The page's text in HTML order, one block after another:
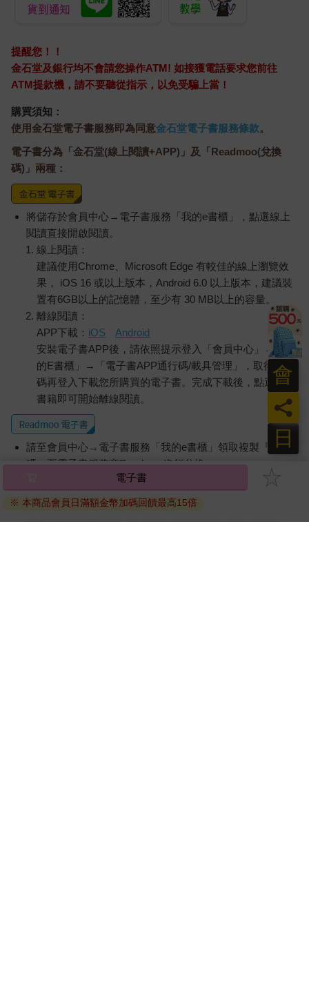
提醒您！！
金石堂及銀行均不會請您操作ATM! 如接獲電話要求您前往
ATM提款機，請不要聽從指示，以免受騙上當！
購買須知：
使用金石堂電子書服務即為同意金石堂電子書服務條款。
電子書分為「金石堂(線上閱讀+APP)」及「Readmoo(兌換
碼)」兩種：
將儲存於會員中心→電子書服務「我的e書櫃」，點選線上
閱讀直接開啟閱讀。
線上閱讀：
建議使用Chrome、Microsoft Edge 有較佳的線上瀏覽效
果， iOS 16 或以上版本，Android 6.0 以上版本，建議裝
置有6GB以上的記憶體，至少有 30 MB以上的容量。
離線閱讀：
APP下載： iOS
Android
安裝電子書APP後，請依照提示登入「會員中心」→「我
的E書櫃」→「電子書APP通行碼/載具管理」，取得通行
碼再登入下載您所購買的電子書。完成下載後，點選任一
書籍即可開始離線閱讀。
請至會員中心→電子書服務「我的e書櫃」領取複製『兌換
碼』至電子書服務商Readmoo進行兌換。
因版權保護，您在金石堂所購買的電子書僅能以金石堂專屬
的閱讀軟體開啟閱讀，無法以其他閱讀器或直接下載檔案。
電子書
※ 本商品會員日滿額金幣加碼回饋最高15倍
日
員
會